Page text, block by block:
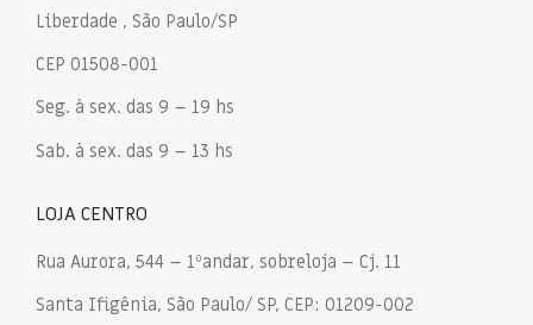
Liberdade , São Paulo/SP
CEP 01508-001
Seg. à sex. das 9 – 19 hs
Sab. à sex. das 9 – 13 hs
LOJA CENTRO
Rua Aurora, 544 – 1ºandar, sobreloja – Cj. 11
Santa Ifigênia, São Paulo/ SP, CEP: 01209-002